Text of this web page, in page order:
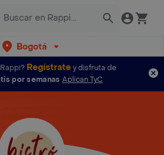
Bogotá
Regístratey disfruta de
por semanas Aplican TyC